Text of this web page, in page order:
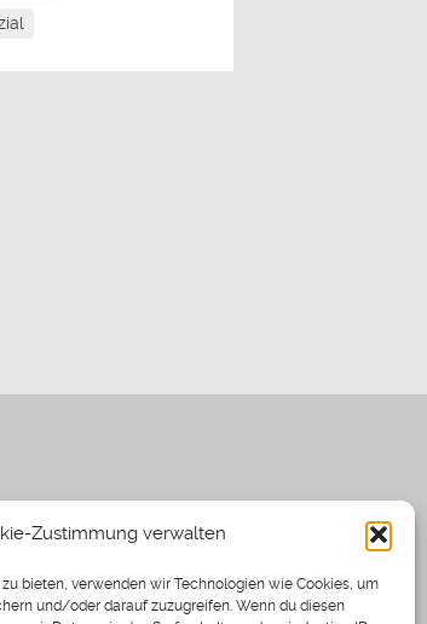
Zustimmung verwalten
bieten, verwenden wir Technologien wie Cookies, um
und/oder darauf zuzugreifen. Wenn du diesen